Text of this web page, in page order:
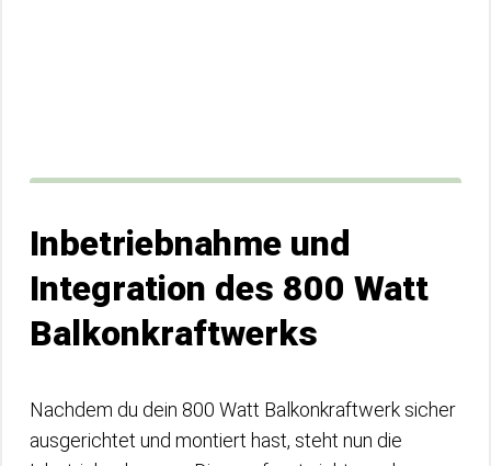
Inbetriebnahme und
Integration des 800 Watt
Balkonkraftwerks
Nachdem du dein 800 Watt Balkonkraftwerk sicher
ausgerichtet und montiert hast, steht nun die